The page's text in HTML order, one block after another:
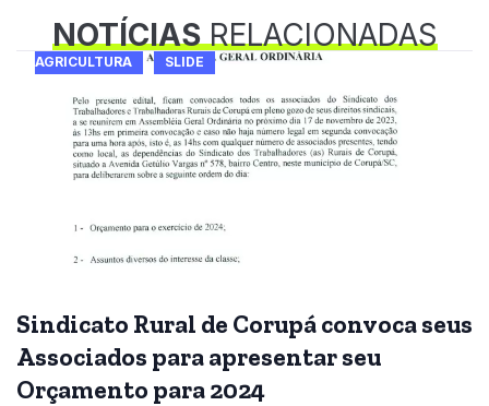
NOTÍCIASRELACIONADAS
AGRICULTURA SLIDE
Sindicato Rural de Corupá convoca seus
Associados para apresentar seu
Orçamento para 2024